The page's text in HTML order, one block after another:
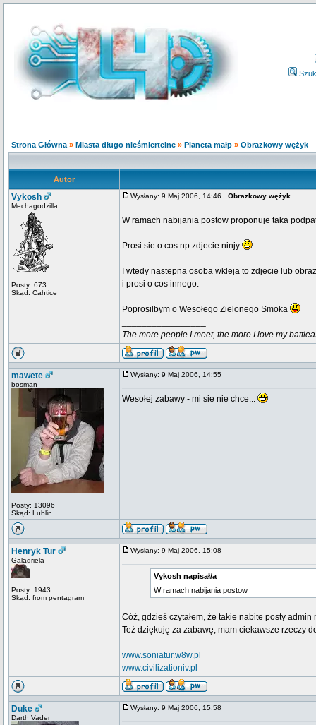
Strona Główna » Miasta długo nieśmiertelne » Planeta małp » Obrazkowy wężyk
Autor
Vykosh
Mechagodzilla
Posty: 673
Skąd: Cahtice
Wysłany: 9 Maj 2006, 14:46 Obrazkowy wężyk
W ramach nabijania postow proponuje taka
Prosi sie o cos np zdjecie ninjy
I wtedy nastepna osoba wkleja to zdjecie lub
i prosi o cos innego.
Poprosilbym o Wesołego Zielonego Smoka
The more people I meet, the more I love my
mawete
bosman
Posty: 13096
Skąd: Lublin
Wysłany: 9 Maj 2006, 14:55
Wesołej zabawy - mi sie nie chce...
Henryk Tur
Galadriela
Posty: 1943
Skąd: from pentagram
Wysłany: 9 Maj 2006, 15:08
Vykosh napisał/a
W ramach nabijania postow
Cóż, gdzieś czytałem, że takie nabite posty admin
Też dziękuję za zabawę, mam ciekawsze rzeczy
www.soniatur.w8w.pl
www.civilizationiv.pl
Duke
Darth Vader
Wysłany: 9 Maj 2006, 15:58